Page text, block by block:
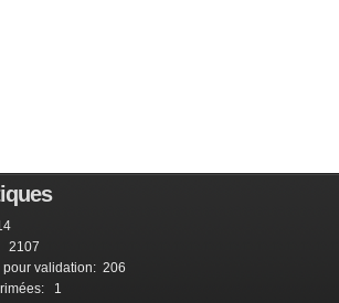
2107
pour validation: 206
1